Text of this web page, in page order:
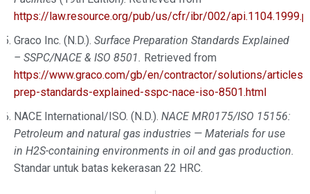
https://law.resource.org/pub/us/cfr/ibr/002/
Graco Inc. (N.D.). Surface Preparation Standards Explained
– SSPC/NACE & ISO 8501. Retrieved from
https://www.graco.com/gb/en/contractor/solutions/
prep-standards-explained-sspc-nace-iso-8501.html
NACE International/ISO. (N.D.). NACE MR0175/ISO 15156:
Petroleum and natural gas industries — Materials for use
in H2S-containing environments in oil and gas production.
Standar untuk batas kekerasan 22 HRC.